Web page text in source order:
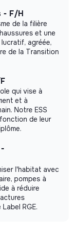
:
réel à une
utilisateur,
terrain.
- Business
Pipeline d'idées,
partenariats,
un.e dirigeant.e
à des
réservés
- F/H
de la filière
et une
agréée,
de la Transition
qui vise à
et à
Notre ESS
de leur
l'habitat avec
pompes à
à réduire
RGE.